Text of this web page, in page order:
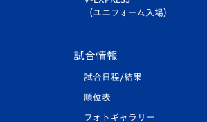
（ユニフォーム入場）
試合情報
試合日程/結果
順位表
フォトギャラリー